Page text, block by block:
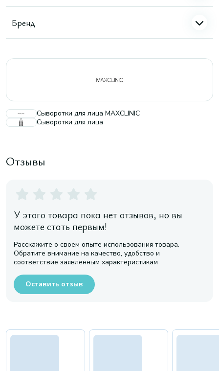
Бренд
Сыворотки для лица MAXCLINIC
Сыворотки для лица
Отзывы
У этого товара пока нет отзывов, но вы
можете стать первым!
Расскажите о своем опыте использования товара.
Обратите внимание на качество, удобство и
соответствие заявленным характеристикам
Оставить отзыв